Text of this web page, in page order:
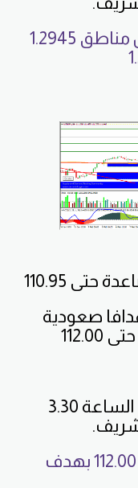
توصية اليوم : بيع الزوج من مناطق 1.2945
110.95
صعودية
مؤشر فيلاديلفيا الصناعي الساعة 3.30
توصية اليوم بيع الزوج من 112.00 بهدف